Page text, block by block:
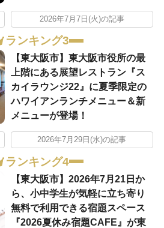
2026年7月7日(火)の記事
ランキング3
【東大阪市】東大阪市役所の最
上階にある展望レストラン『ス
カイラウンジ22』に夏季限定の
ハワイアンランチメニュー＆新
メニューが登場！
2026年7月29日(水)の記事
ランキング4
【東大阪市】2026年7月21日か
ら、小中学生が気軽に立ち寄り
無料で利用できる宿題スペース
『2026夏休み宿題CAFE』が東